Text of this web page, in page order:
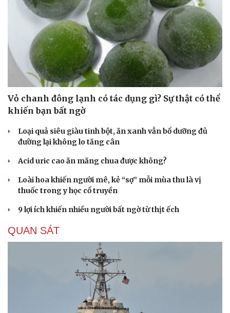
Du lịch
Tư vấn
Săn Tour
check-in
Podcast
Câu chuyện thời sự
Đọc truyện đêm khuya
Kể chuyện cho bé
Hạt giống tâm hồn
Vỏ chanh đông lạnh có tác dụng gì? Sự thật có thể
khiến bạn bất ngờ
Loại quả siêu giàu tinh bột, ăn xanh vẫn bổ dưỡng đủ
đường lại không lo tăng cân
Acid uric cao ăn măng chua được không?
Loài hoa khiến người mê, kẻ “sợ” mỗi mùa thu là vị
thuốc trong y học cổ truyền
9 lợi ích khiến nhiều người bất ngờ từ thịt ếch
QUAN SÁT